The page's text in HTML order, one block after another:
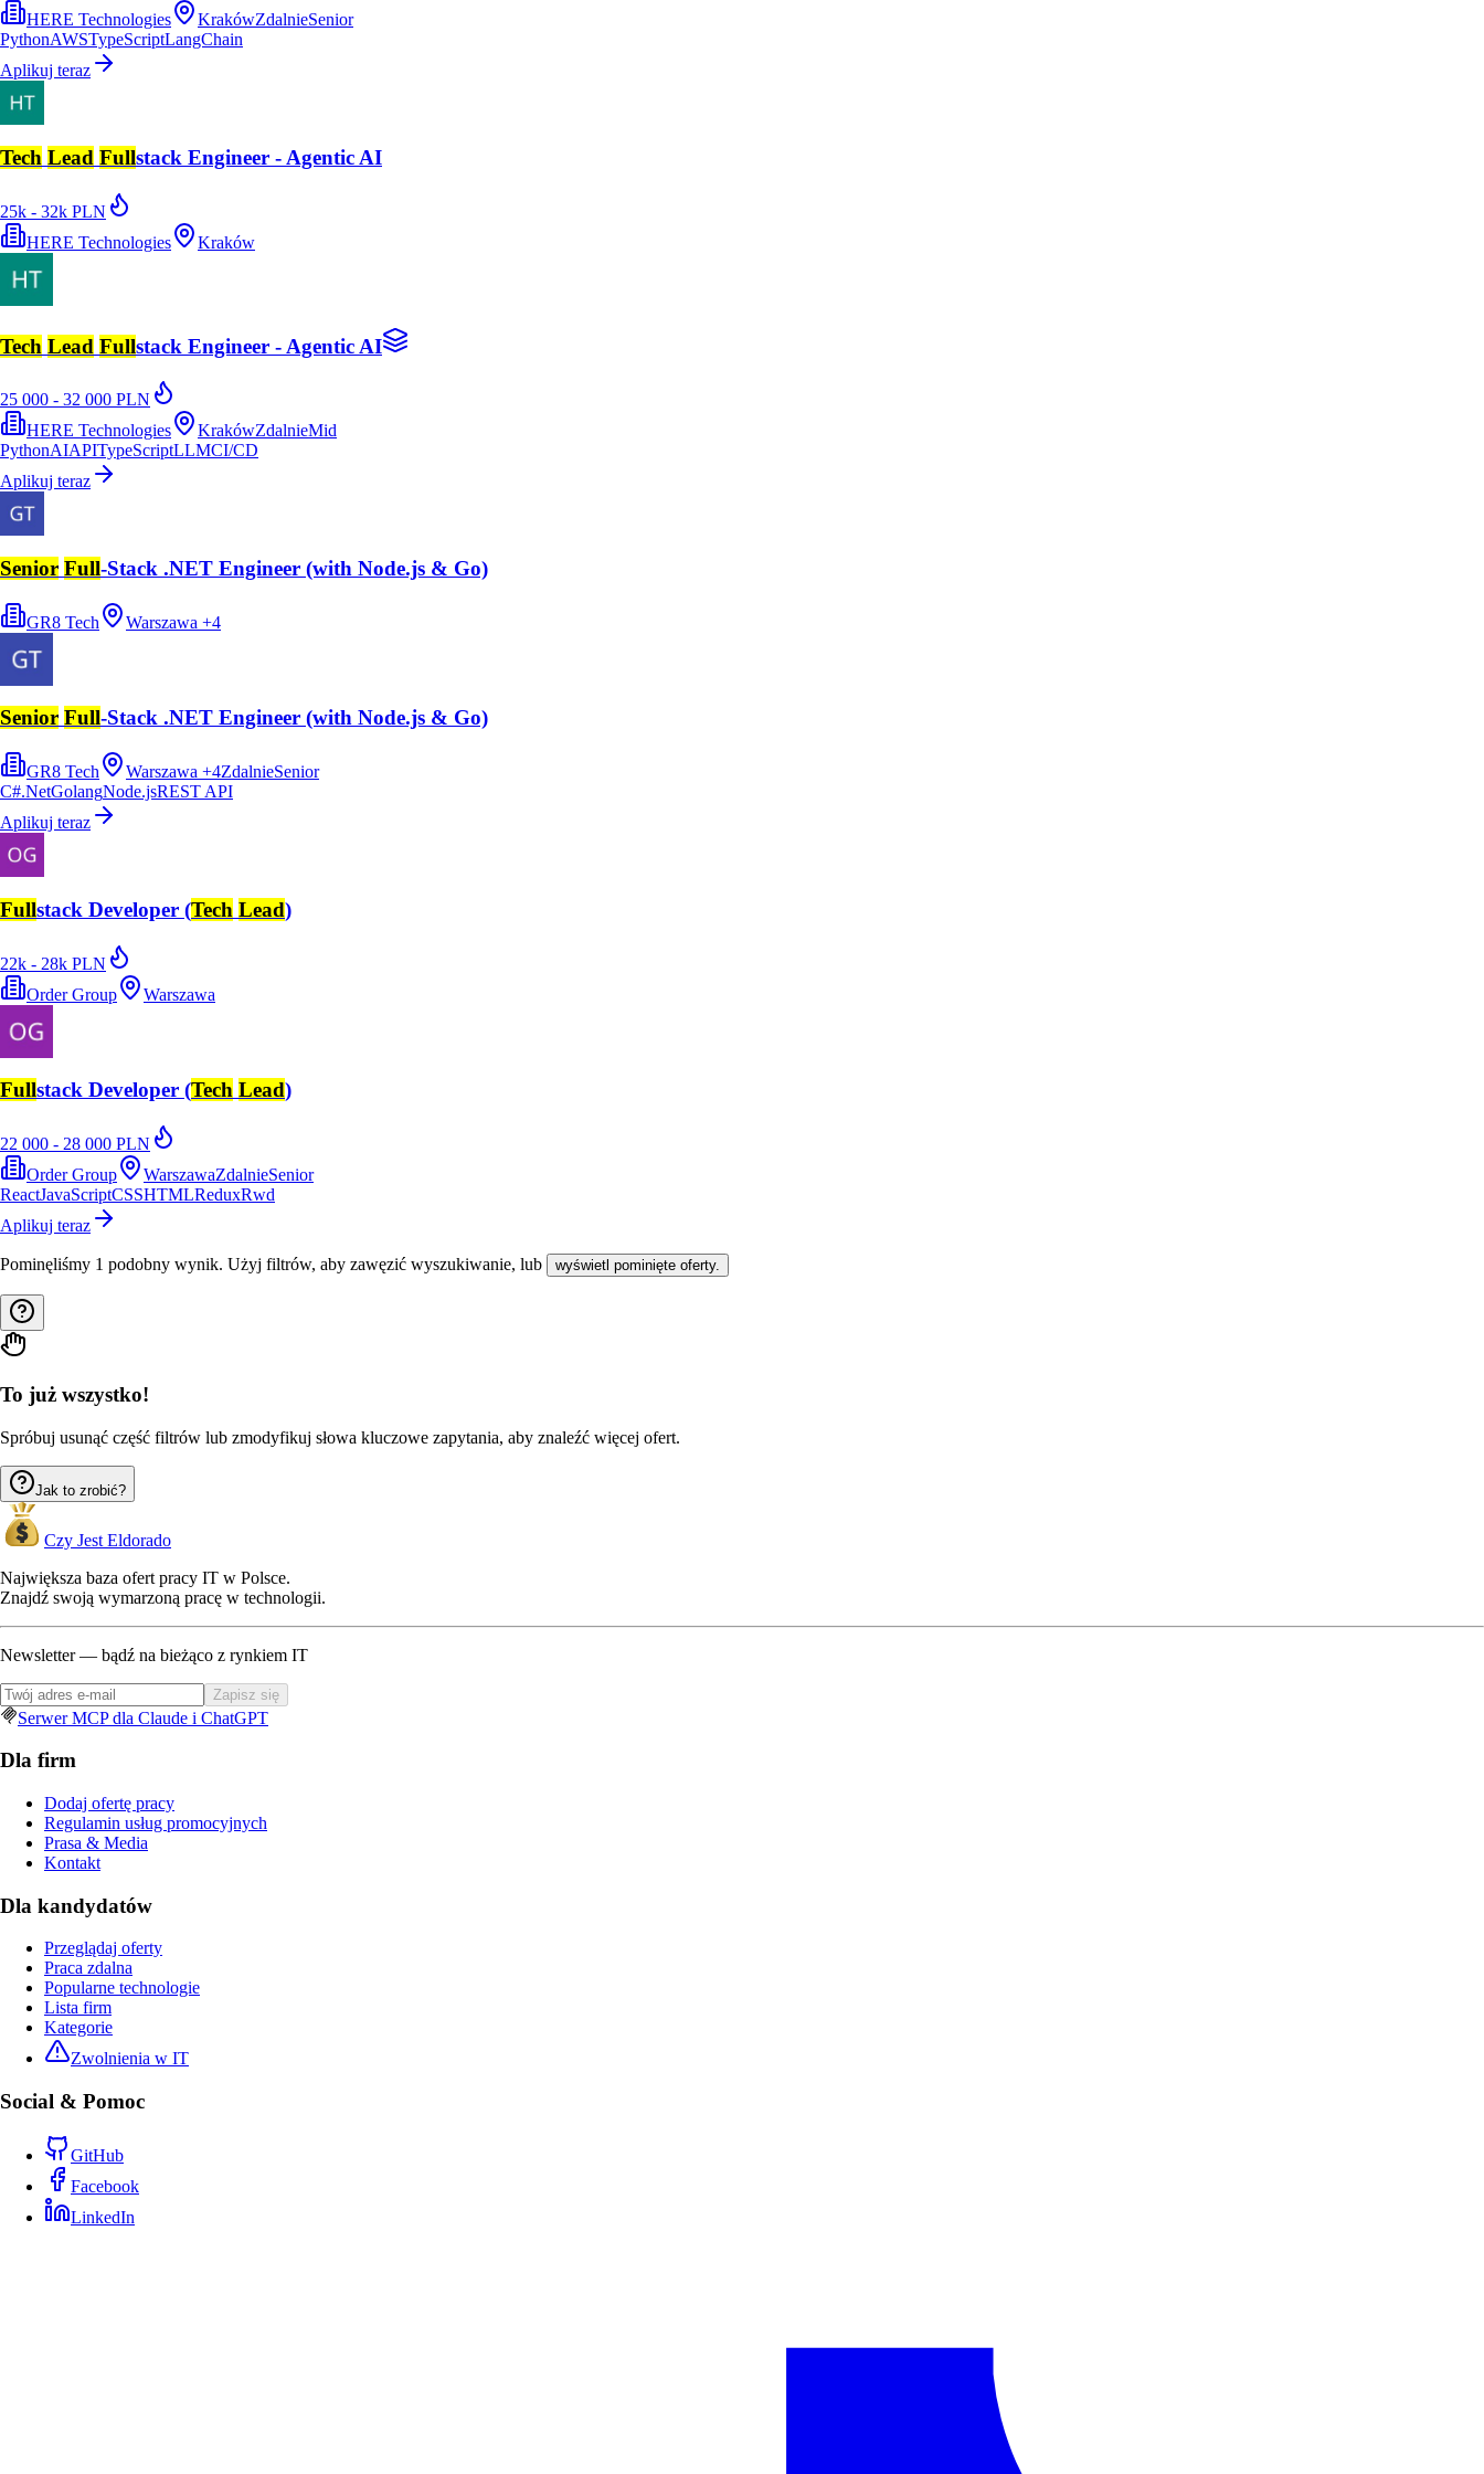
HERE Technologies
KrakówZdalnieSenior
PythonAWSTypeScriptLangChain
Aplikuj teraz
Tech Lead Fullstack Engineer - Agentic AI
25k - 32k PLN
HERE Technologies
Kraków
Tech Lead Fullstack Engineer - Agentic AI
25 000 - 32 000 PLN
HERE Technologies
KrakówZdalnieMid
PythonAIAPITypeScriptLLMCI/CD
Aplikuj teraz
Senior Full-Stack .NET Engineer (with Node.js & Go)
GR8 Tech Warszawa +4
Senior Full-Stack .NET Engineer (with Node.js & Go)
GR8 Tech Warszawa +4ZdalnieSenior
C#.NetGolangNode.jsREST API
Aplikuj teraz
Fullstack Developer (Tech Lead)
22k - 28k PLN
Order Group
Warszawa
Fullstack Developer (Tech Lead)
22 000 - 28 000 PLN
Order Group
WarszawaZdalnieSenior
ReactJavaScriptCSSHTMLReduxRwd
Aplikuj teraz
Pominęliśmy 1 podobny wynik. Użyj filtrów, aby zawęzić wyszukiwanie, lub wyświetl pominięte oferty.
To już wszystko!
Spróbuj usunąć część filtrów lub zmodyfikuj słowa kluczowe zapytania, aby znaleźć więcej ofert.
Jak to zrobić?
Czy Jest Eldorado
Największa baza ofert pracy IT w Polsce.
Znajdź swoją wymarzoną pracę w technologii.
Newsletter — bądź na bieżąco z rynkiem IT
Zapisz się
Serwer MCP dla Claude i ChatGPT
Dla firm
Dodaj ofertę pracy
Regulamin usług promocyjnych
Prasa & Media
Kontakt
Dla kandydatów
Przeglądaj oferty
Praca zdalna
Popularne technologie
Lista firm
Kategorie
Zwolnienia w IT
Social & Pomoc
GitHub
Facebook
LinkedIn